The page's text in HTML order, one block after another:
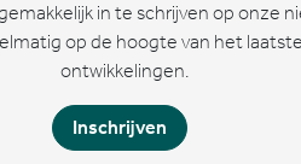
in te schrijven op onze
op de hoogte van het
ontwikkelingen.
Inschrijven